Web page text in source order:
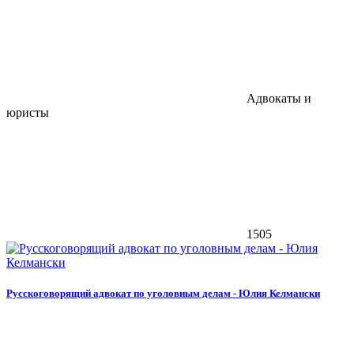
Адвокаты и
юристы
1505
Русскоговорящий адвокат по уголовным делам - Юлия Келмански